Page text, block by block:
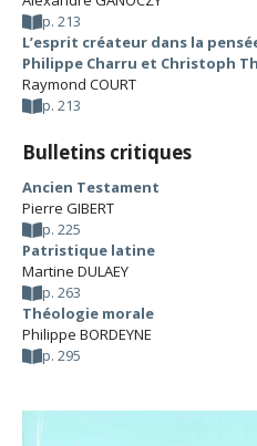
p. 213
L’esprit créateur dans la
Philippe Charru et Christoph
Raymond COURT
p. 213
Bulletins critiques
Ancien Testament
Pierre GIBERT
p. 225
Patristique latine
Martine DULAEY
p. 263
Théologie morale
Philippe BORDEYNE
p. 295